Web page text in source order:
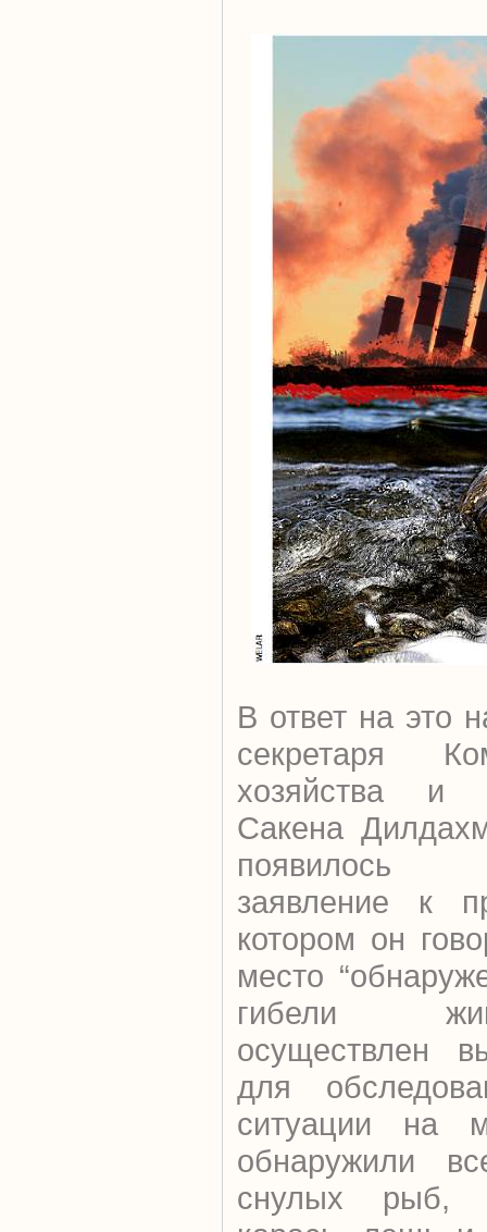
В ответ на это
секретаря
хозяйства и
Сакена
появилось
заявление к
котором он
место
гибели
осуществлен
для
ситуации на
обнаружили
снулых рыб,